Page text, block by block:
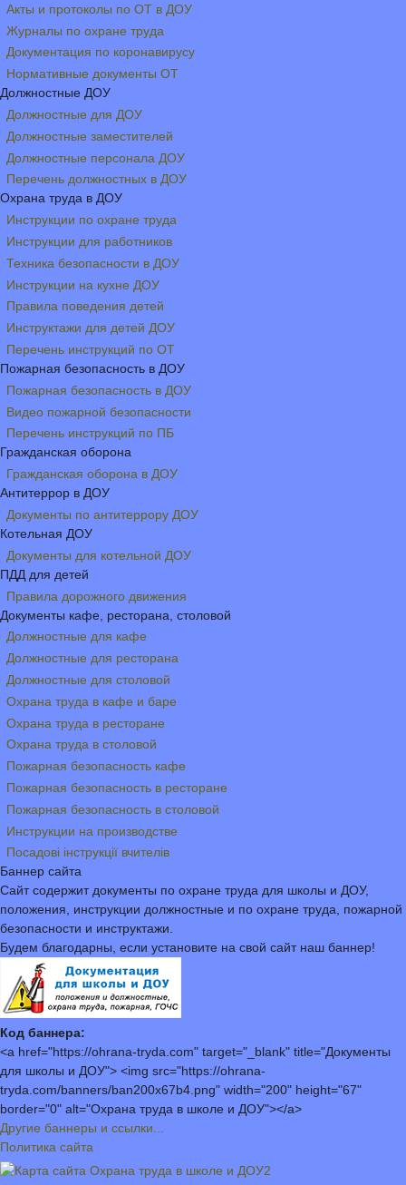
Акты и протоколы по ОТ в ДОУ
Журналы по охране труда
Документация по коронавирусу
Нормативные документы ОТ
Должностные ДОУ
Должностные для ДОУ
Должностные заместителей
Должностные персонала ДОУ
Перечень должностных в ДОУ
Охрана труда в ДОУ
Инструкции по охране труда
Инструкции для работников
Техника безопасности в ДОУ
Инструкции на кухне ДОУ
Правила поведения детей
Инструктажи для детей ДОУ
Перечень инструкций по ОТ
Пожарная безопасность в ДОУ
Пожарная безопасность в ДОУ
Видео пожарной безопасности
Перечень инструкций по ПБ
Гражданская оборона
Гражданская оборона в ДОУ
Антитеррор в ДОУ
Документы по антитеррору ДОУ
Котельная ДОУ
Документы для котельной ДОУ
ПДД для детей
Правила дорожного движения
Документы кафе, ресторана, столовой
Должностные для кафе
Должностные для ресторана
Должностные для столовой
Охрана труда в кафе и баре
Охрана труда в ресторане
Охрана труда в столовой
Пожарная безопасность кафе
Пожарная безопасность в ресторане
Пожарная безопасность в столовой
Инструкции на производстве
Посадові інструкції вчителів
Баннер сайта
Сайт содержит документы по охране труда для школы и ДОУ,
положения, инструкции должностные и по охране труда, пожарной
безопасности и инструктажи.
Будем благодарны, если установите на свой сайт наш баннер!
Код баннера:
<a href="https://ohrana-tryda.com" target="_blank" title="Документы
для школы и ДОУ"> <img src="https://ohrana-
tryda.com/banners/ban200x67b4.png" width="200" height="67"
border="0" alt="Охрана труда в школе и ДОУ"></a>
Другие баннеры и ссылки...
Политика сайта